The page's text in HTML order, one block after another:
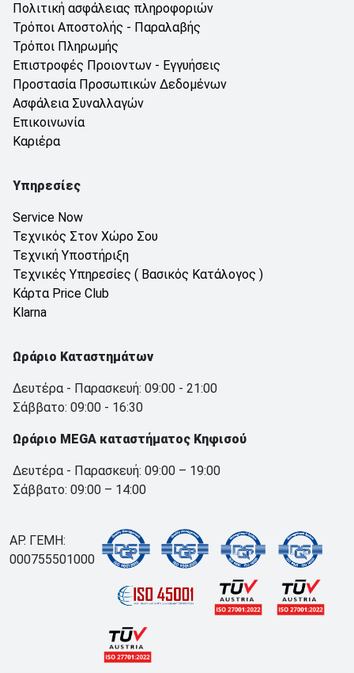
Πολιτική ασφάλειας πληροφοριών
Τρόποι Αποστολής - Παραλαβής
Τρόποι Πληρωμής
Επιστροφές Προιοντων - Εγγυήσεις
Προστασία Προσωπικών Δεδομένων
Ασφάλεια Συναλλαγών
Επικοινωνία
Καριέρα
Υπηρεσίες
Service Now
Τεχνικός Στον Χώρο Σου
Τεχνική Υποστήριξη
Τεχνικές Υπηρεσίες ( Βασικός Κατάλογος )
Κάρτα Price Club
Klarna
Ωράριο Καταστημάτων
Δευτέρα - Παρασκευή: 09:00 - 21:00
Σάββατο: 09:00 - 16:30
Ωράριο MEGA καταστήματος Κηφισού
Δευτέρα - Παρασκευή: 09:00 – 19:00
Σάββατο: 09:00 – 14:00
ΑΡ. ΓΕΜΗ:
000755501000